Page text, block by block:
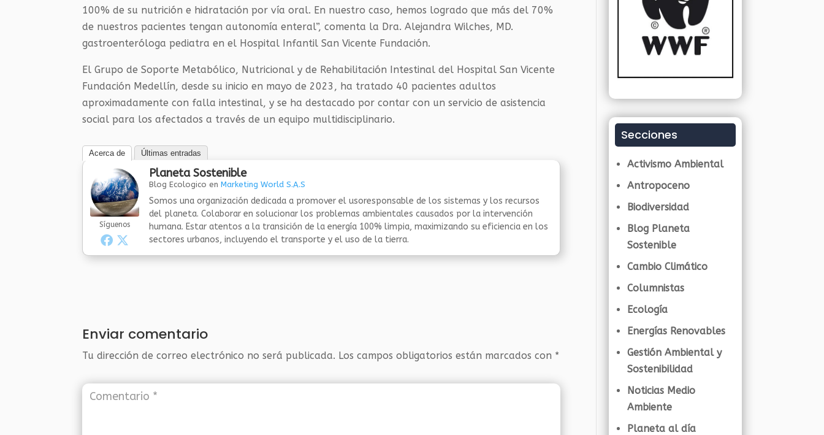
100% de su nutrición e hidratación por vía oral. En nuestro caso, hemos logrado que más del 70%
de nuestros pacientes tengan autonomía enteral”, comenta la Dra. Alejandra Wilches, MD.
gastroenteróloga pediatra en el Hospital Infantil San Vicente Fundación.
El Grupo de Soporte Metabólico, Nutricional y de Rehabilitación Intestinal del Hospital San Vicente
Fundación Medellín, desde su inicio en mayo de 2023, ha tratado 40 pacientes adultos
aproximadamente con falla intestinal, y se ha destacado por contar con un servicio de asistencia
social para los afectados a través de un equipo multidisciplinario.
Acerca de Últimas entradas
Síguenos
Planeta Sostenible
Blog Ecologico enMarketing World S.A.S
Somos una organización dedicada a promover el usoresponsable de los sistemas y los recursos
del planeta. Colaborar en solucionar los problemas ambientales causados por la intervención
humana. Estar atentos a la transición de la energía 100% limpia, maximizando su eficiencia en los
sectores urbanos, incluyendo el transporte y el uso de la tierra.
Enviar comentario
Tu dirección de correo electrónico no será publicada. Los campos obligatorios están marcados con *
Secciones
Activismo Ambiental
Antropoceno
Biodiversidad
Blog Planeta
Sostenible
Cambio Climático
Columnistas
Ecología
Energías Renovables
Gestión Ambiental y
Sostenibilidad
Noticias Medio
Ambiente
Planeta al día